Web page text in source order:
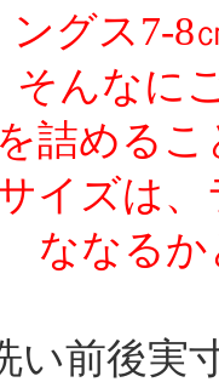
ングス7-8
そんなに
詰める
イズは
ななる
い前後実